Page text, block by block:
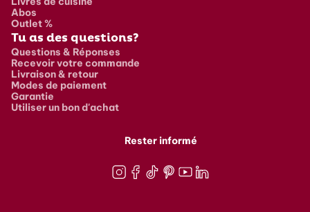
Abos
Outlet %
Tu as des questions?
Questions & Réponses
Recevoir votre commande
Livraison & retour
Modes de paiement
Garantie
Utiliser un bon d'achat
Rester informé